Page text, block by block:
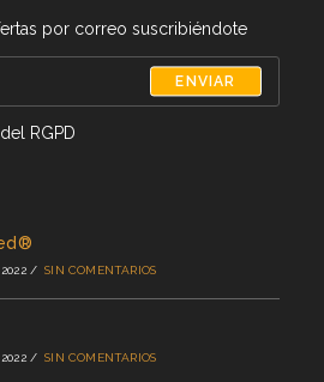
por correo suscribiéndote
ENVIAR
RGPD
/ SIN COMENTARIOS
/ SIN COMENTARIOS